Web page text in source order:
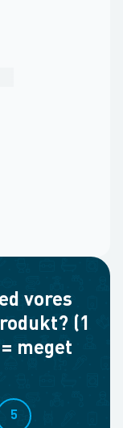
vores
(1
meget
5